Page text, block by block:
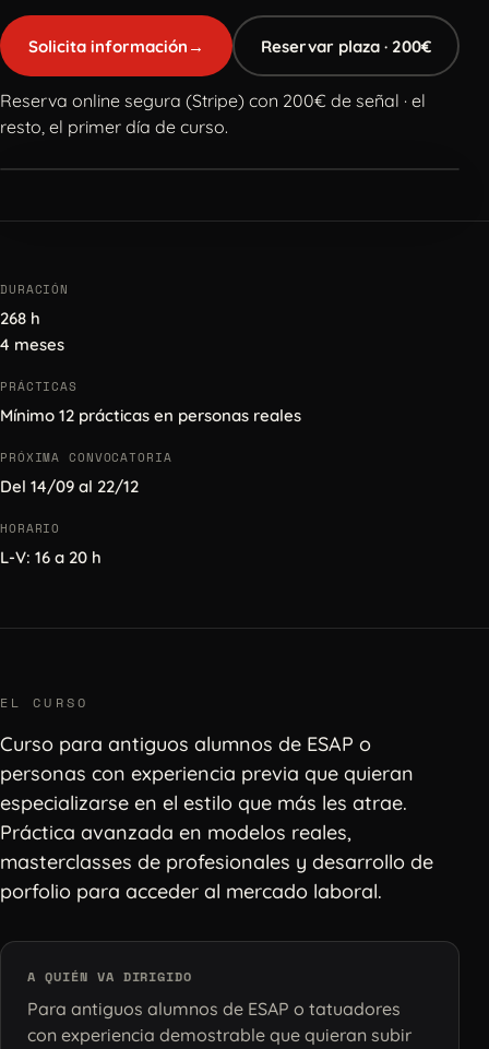
Solicita información → Reservar plaza · 200€
Reserva online segura (Stripe) con 200€ de señal · el
resto, el primer día de curso.
DURACIÓN
268 h
4 meses
PRÁCTICAS
Mínimo 12 prácticas en personas reales
PRÓXIMA CONVOCATORIA
Del 14/09 al 22/12
HORARIO
L-V: 16 a 20 h
EL CURSO
Curso para antiguos alumnos de ESAP o
personas con experiencia previa que quieran
especializarse en el estilo que más les atrae.
Práctica avanzada en modelos reales,
masterclasses de profesionales y desarrollo de
porfolio para acceder al mercado laboral.
A QUIÉN VA DIRIGIDO
Para antiguos alumnos de ESAP o tatuadores
con experiencia demostrable que quieran subir